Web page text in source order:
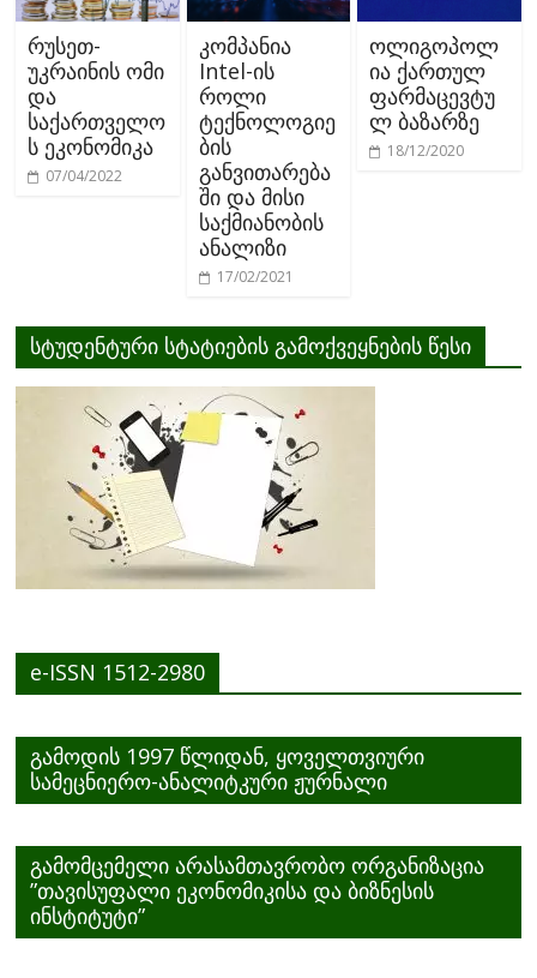
რუსეთ-
უკრაინის ომი
და
საქართველო
ს ეკონომიკა
07/04/2022
კომპანია
Intel-ის
როლი
ტექნოლოგიე
ბის
განვითარება
ში და მისი
საქმიანობის
ანალიზი
17/02/2021
ოლიგოპოლ
ია ქართულ
ფარმაცევტუ
ლ ბაზარზე
18/12/2020
სტუდენტური სტატიების გამოქვეყნების წესი
e-ISSN 1512-2980
გამოდის 1997 წლიდან, ყოველთვიური
სამეცნიერო-ანალიტკური ჟურნალი
გამომცემელი არასამთავრობო ორგანიზაცია
”თავისუფალი ეკონომიკისა და ბიზნესის
ინსტიტუტი”